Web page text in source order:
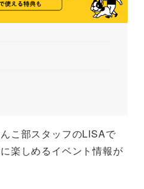
こ部スタッフのLISAで
楽しめるイベント情報が